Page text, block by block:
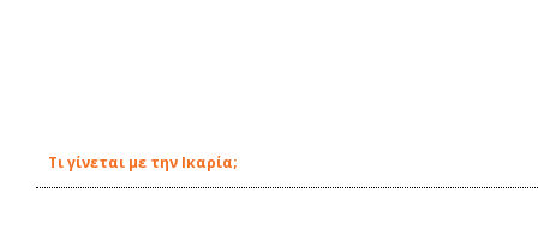
Τι γίνεται με την Ικαρία;